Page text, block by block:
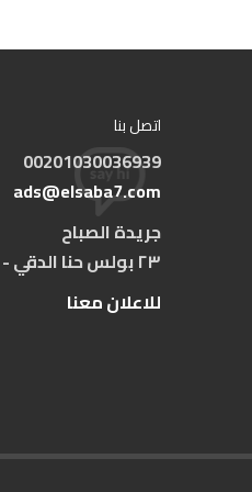
اتصل بنا
00201030036939
ads@elsaba7.com
جريدة الصباح
٢٣ بولس حنا الدقي - فيلا دريم
للاعلان معنا